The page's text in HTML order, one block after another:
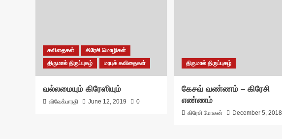
கவிதைகள்
கிரேசி மொழிகள்
திருமால் திருப்புகழ்
மரபுக் கவிதைகள்
வல்லமையும் கிரேஸியும்
விவேக்பாரதி June 12, 2019 0
திருமால் திருப்புகழ்
கேசவ் வண்ணம் – கிரேசி
எண்ணம்
கிரேசி மோகன் December 5, 2018